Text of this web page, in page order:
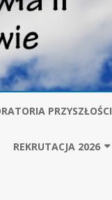
PRZYSZŁOŚCI
REKRUTACJA 2026